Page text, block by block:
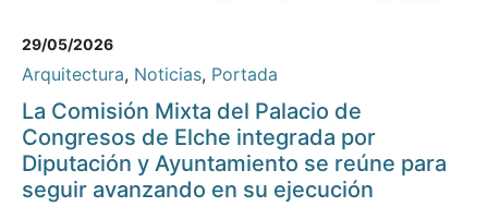
29/05/2026
Arquitectura, Noticias, Portada
La Comisión Mixta del Palacio de
Congresos de Elche integrada por
Diputación y Ayuntamiento se reúne para
seguir avanzando en su ejecución